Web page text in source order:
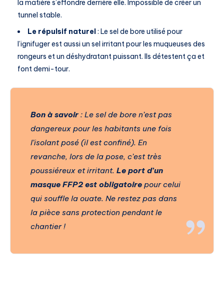
la matière s’effondre derrière elle. Impossible de créer un
tunnel stable.
Le répulsif naturel: Le sel de bore utilisé pour
l’ignifuger est aussi un sel irritant pour les muqueuses des
rongeurs et un déshydratant puissant. Ils détestent ça et
font demi-tour.
Bon à savoir : Le sel de bore n’est pas
dangereux pour les habitants une fois
l’isolant posé (il est confiné). En
revanche, lors de la pose, c’est très
poussiéreux et irritant. Le port d’un
masque FFP2 est obligatoire pour celui
qui souffle la ouate. Ne restez pas dans
la pièce sans protection pendant le
chantier !